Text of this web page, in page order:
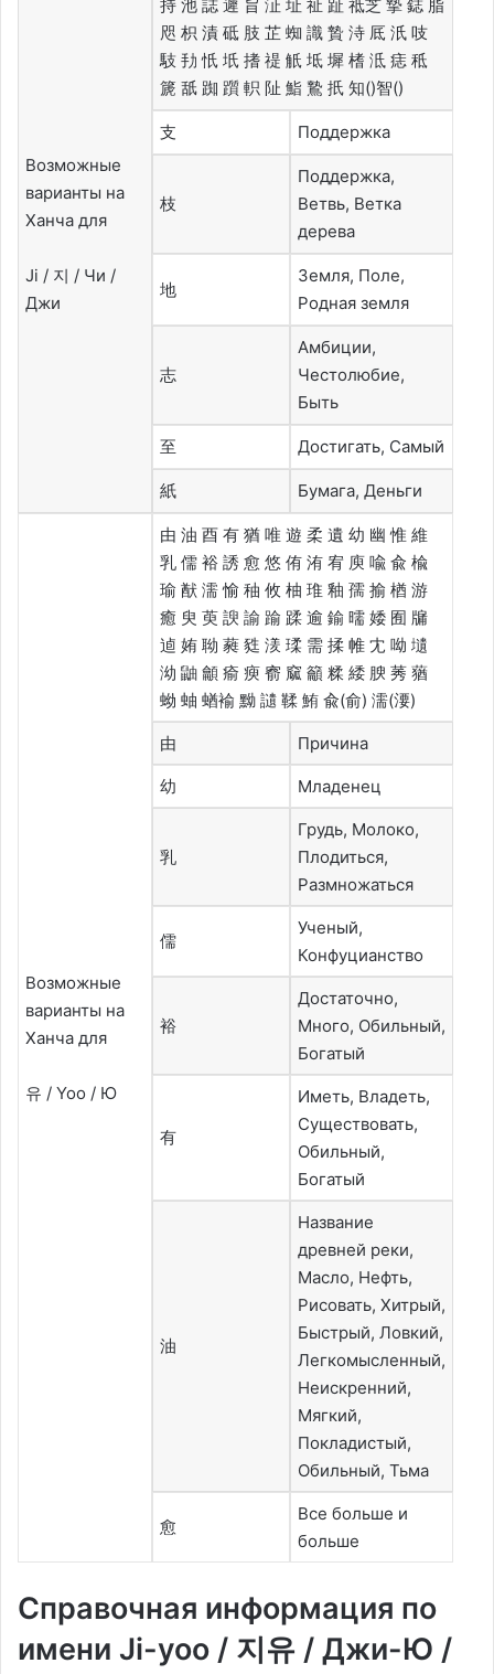
Возможные
варианты на
Ханча для
Ji / 지 / Чи /
Джи
持 池 誌 遲 旨 沚 址 祉 趾 祗芝 摯 鋕 脂
咫 枳 漬 砥 肢 芷 蜘 識 贄 洔 厎 汦 吱
馶 劧 忯 坁 搘 禔 觗 坻 墀 榰 泜 痣 秪
篪 舐 踟 躓 軹 阯 鮨 鷙 扺 知()智()
支 Поддержка
枝
Поддержка,
Ветвь, Ветка
дерева
地
Земля, Поле,
Родная земля
志
Амбиции,
Честолюбие,
Быть
至 Достигать, Самый
紙 Бумага, Деньги
Возможные
варианты на
Ханча для
유 / Yoo / Ю
由 油 酉 有 猶 唯 遊 柔 遺 幼 幽 惟 維
乳 儒 裕 誘 愈 悠 侑 洧 宥 庾 喩 兪 楡
瑜 猷 濡 愉 秞 攸 柚 琟 釉 孺 揄 楢 游
癒 臾 萸 諛 諭 踰 蹂 逾 鍮 曘 婑 囿 牖
逌 姷 聈 蕤 甤 湵 瑈 需 揉 帷 冘 呦 壝
泑 鼬 龥 瘉 瘐 窬 窳 籲 糅 緌 腴 莠 蕕
蚴 蚰 蝤褕 黝 讉 鞣 鮪 兪(俞) 濡(㴗)
由 Причина
幼 Младенец
乳
Грудь, Молоко,
Плодиться,
Размножаться
儒
Ученый,
Конфуцианство
裕
Достаточно,
Много, Обильный,
Богатый
有
Иметь, Владеть,
Существовать,
Обильный,
Богатый
油
Название
древней реки,
Масло, Нефть,
Рисовать, Хитрый,
Быстрый, Ловкий,
Легкомысленный,
Неискренний,
Мягкий,
Покладистый,
Обильный, Тьма
愈
Все больше и
больше
Справочная информация по
имени Ji-yoo / 지유 / Джи-Ю /